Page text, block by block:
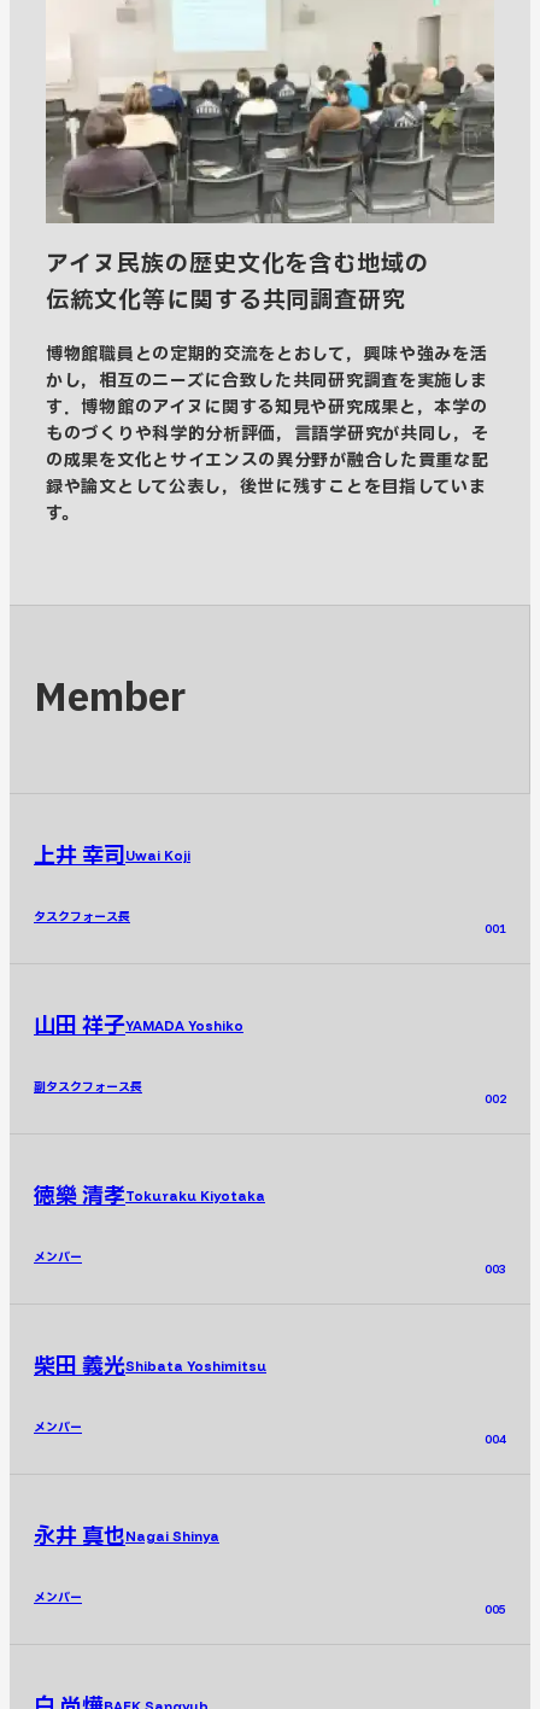
アイヌ民族の歴史文化を含む地域の
伝統文化等に関する共同調査研究
博物館職員との定期的交流をとおして，興味や強みを活
かし，相互のニーズに合致した共同研究調査を実施しま
す．博物館のアイヌに関する知見や研究成果と，本学の
ものづくりや科学的分析評価，言語学研究が共同し，そ
の成果を文化とサイエンスの異分野が融合した貴重な記
録や論文として公表し，後世に残すことを目指していま
す。
Member
上井 幸司Uwai Koji
タスクフォース長
001
山田 祥子YAMADA Yoshiko
副タスクフォース長
002
徳樂 清孝Tokuraku Kiyotaka
メンバー
003
柴田 義光Shibata Yoshimitsu
メンバー
004
永井 真也Nagai Shinya
メンバー
005